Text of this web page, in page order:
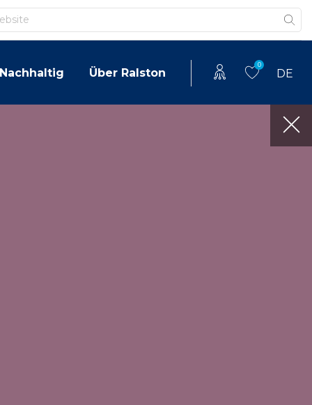
Nachhaltig Über Ralston
0
DE